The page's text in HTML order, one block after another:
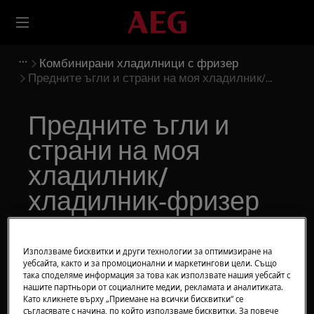
Комбинирани хладилници с фризер
Предните ъгли и страни на моя хладилник/
Предните ъгли и
страни на моя
хладилник/
хладилник-фризер
са топли
Решение
Въпрос:
Използваме бисквитки и други технологии за оптимизиране на
уебсайта, както и за промоционални и маркетингови цели. Също
така споделяме информация за това как използвате нашия уебсайт с
нашите партньори от социалните медии, рекламата и аналитиката.
Като кликнете върху „Приемане на всички бисквитки“ се
съгласявате с начина, по който използваме бисквитки. За повече